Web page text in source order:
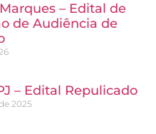
– Edital de
de Audiência de
– Edital Repulicado
2025